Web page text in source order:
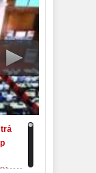
trả